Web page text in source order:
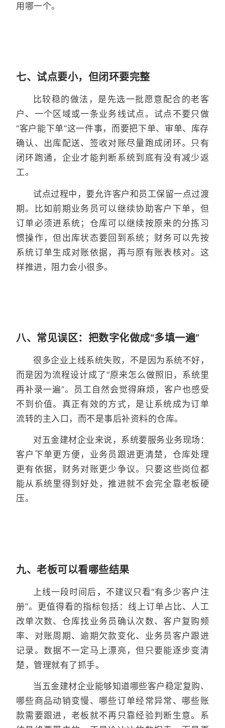
用哪一个。
七、试点要小，但闭环要完整
比较稳的做法，是先选一批愿意配合的老客
户、一个区域或一条业务线试点。试点不要只做
“客户能下单”这一件事，而要把下单、审单、库存
确认、出库配送、签收对账尽量跑成闭环。只有
闭环跑通，企业才能判断系统到底有没有减少返
工。
试点过程中，要允许客户和员工保留一点过渡
期。比如前期业务员可以继续协助客户下单，但
订单必须进系统；仓库可以继续按原来的分拣习
惯操作，但出库状态要回到系统；财务可以先按
系统订单生成对账依据，再与原有账表核对。这
样推进，阻力会小很多。
八、常见误区：把数字化做成“多填一遍”
很多企业上线系统失败，不是因为系统不好，
而是因为流程设计成了“原来怎么做照旧，系统里
再补录一遍”。员工自然会觉得麻烦，客户也感受
不到价值。真正有效的方式，是让系统成为订单
流转的主入口，而不是事后补资料的仓库。
对五金建材企业来说，系统要服务业务现场：
客户下单更方便，业务员跟进更清楚，仓库处理
更有依据，财务对账更少争议。只要这些岗位都
能从系统里得到好处，推进就不会完全靠老板硬
压。
九、老板可以看哪些结果
上线一段时间后，不建议只看“有多少客户注
册”。更值得看的指标包括：线上订单占比、人工
改单次数、仓库找业务员确认次数、客户复购频
率、对账周期、逾期欠款变化、业务员客户跟进
记录。数据不一定马上漂亮，但只要能逐步变清
楚，管理就有了抓手。
当五金建材企业能够知道哪些客户稳定复购、
哪些商品动销变慢、哪些订单经常异常、哪些账
款需要跟进，老板就不再只靠经验判断生意。系